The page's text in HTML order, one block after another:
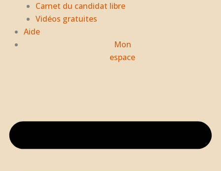
Carnet du candidat libre
Vidéos gratuites
Aide
Mon
espace